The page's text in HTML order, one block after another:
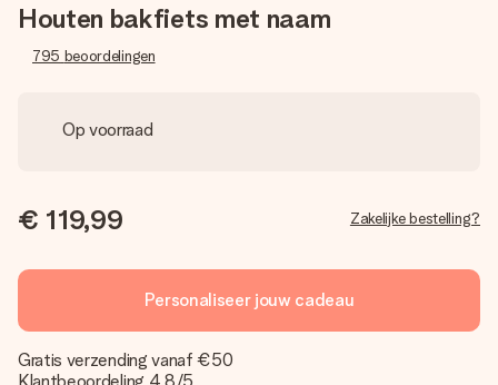
Houten bakfiets met naam
795 beoordelingen
Op voorraad
€ 119,99 Zakelijke bestelling?
Personaliseer jouw cadeau
Gratis verzending vanaf €50